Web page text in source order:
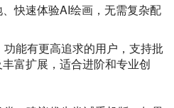
快速体验AI绘画，无需复杂配
功能有更高追求的用户，支持批
富扩展，适合进阶和专业创